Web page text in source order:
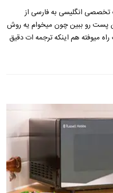
تخصصی انگلیسی به فارسی از
پست رو ببین چون میخوام یه روش
میوفته هم اینکه ترجمه ات دقیق